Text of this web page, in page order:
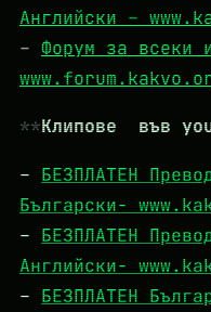
Английски –
– Форум за всеки
Клипове във
– БЕЗПЛАТЕН
Български-
– БЕЗПЛАТЕН
Английски-
– БЕЗПЛАТЕН